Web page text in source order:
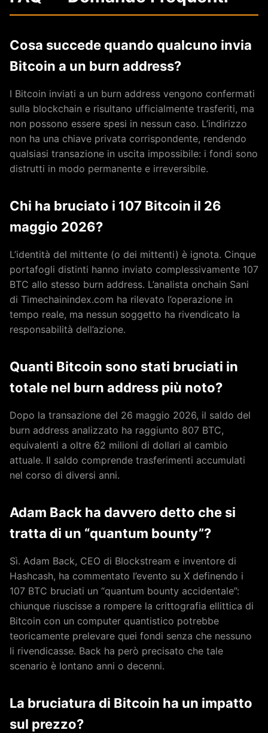
Cosa succede quando qualcuno invia
Bitcoin a un burn address?
I Bitcoin inviati a un burn address vengono confermati
sulla blockchain e risultano ufficialmente trasferiti, ma
non possono essere spesi in nessun caso. L’indirizzo
non ha una chiave privata corrispondente, rendendo
qualsiasi transazione in uscita impossibile: i fondi sono
distrutti in modo permanente e irreversibile.
Chi ha bruciato i 107 Bitcoin il 26
maggio 2026?
L’identità del mittente (o dei mittenti) è ignota. Cinque
portafogli distinti hanno inviato complessivamente 107
BTC allo stesso burn address. L’analista onchain Sani
di Timechainindex.com ha rilevato l’operazione in
tempo reale, ma nessun soggetto ha rivendicato la
responsabilità dell’azione.
Quanti Bitcoin sono stati bruciati in
totale nel burn address più noto?
Dopo la transazione del 26 maggio 2026, il saldo del
burn address analizzato ha raggiunto 807 BTC,
equivalenti a oltre 62 milioni di dollari al cambio
attuale. Il saldo comprende trasferimenti accumulati
nel corso di diversi anni.
Adam Back ha davvero detto che si
tratta di un “quantum bounty”?
Sì. Adam Back, CEO di Blockstream e inventore di
Hashcash, ha commentato l’evento su X definendo i
107 BTC bruciati un “quantum bounty accidentale”:
chiunque riuscisse a rompere la crittografia ellittica di
Bitcoin con un computer quantistico potrebbe
teoricamente prelevare quei fondi senza che nessuno
li rivendicasse. Back ha però precisato che tale
scenario è lontano anni o decenni.
La bruciatura di Bitcoin ha un impatto
sul prezzo?